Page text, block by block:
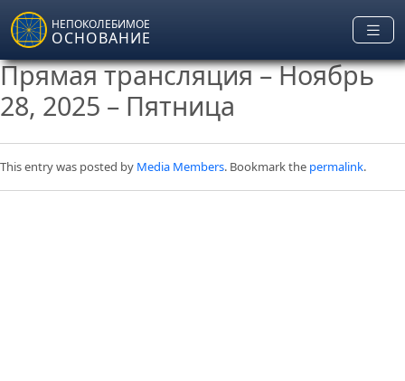
Skip to main content
НЕПОКОЛЕБИМОЕ
ОСНОВАНИЕ
Прямая трансляция – Ноябрь
28, 2025 – Пятница
This entry was posted by Media Members. Bookmark the permalink.